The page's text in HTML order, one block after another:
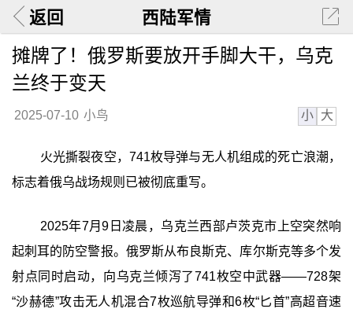
返回 西陆军情
摊牌了！俄罗斯要放开手脚大干，乌克
兰终于变天
2025-07-10 小鸟 小 大
火光撕裂夜空，741枚导弹与无人机组成的死亡浪潮，
标志着俄乌战场规则已被彻底重写。
2025年7月9日凌晨，乌克兰西部卢茨克市上空突然响
起刺耳的防空警报。俄罗斯从布良斯克、库尔斯克等多个发
射点同时启动，向乌克兰倾泻了741枚空中武器——728架
“沙赫德”攻击无人机混合7枚巡航导弹和6枚“匕首”高超音速